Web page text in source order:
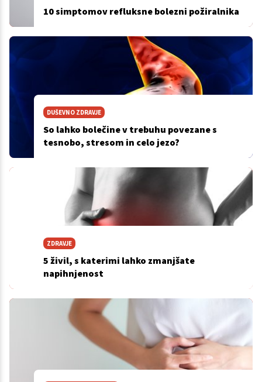
10 simptomov refluksne bolezni požiralnika
DUŠEVNO ZDRAVJE
So lahko bolečine v trebuhu povezane s
tesnobo, stresom in celo jezo?
ZDRAVJE
5 živil, s katerimi lahko zmanjšate
napihnjenost